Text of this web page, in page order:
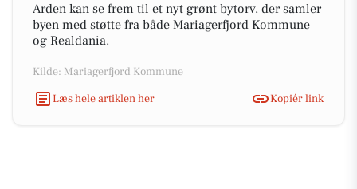
Arden kan se frem til et nyt grønt bytorv, der samler
byen med støtte fra både Mariagerfjord Kommune
og Realdania.
Kilde: Mariagerfjord Kommune
Læs hele artiklen her
Kopiér link